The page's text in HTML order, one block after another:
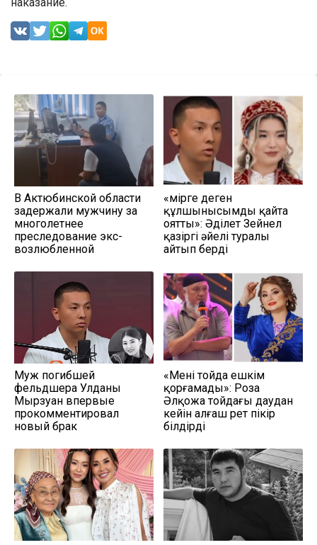
наказание.
В Актюбинской области
задержали мужчину за
многолетнее
преследование экс-
возлюбленной
«Өмірге деген
құлшынысымды қайта
оятты»: Әділет Зейнел
қазіргі әйелі туралы
айтып берді
Муж погибшей
фельдшера Улданы
Мырзуан впервые
прокомментировал
новый брак
«Мені тойда ешкім
қорғамады»: Роза
Әлқожа тойдағы даудан
кейін алғаш рет пікір
білдірді